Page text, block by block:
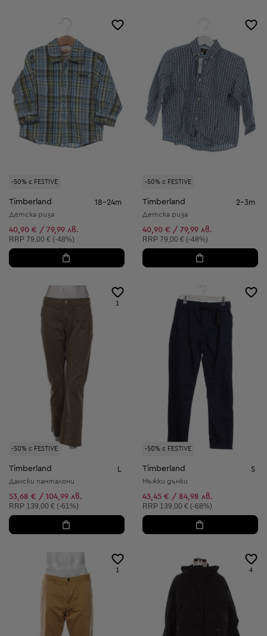
-50% с FESTIVE
Timberland 18-24m
Детска риза
40,90 € / 79,99 лв.
Препоръчителна цена:
RRP 79,00 € (-48%)
-50% с FESTIVE
Timberland 2-3m
Детска риза
40,90 € / 79,99 лв.
Препоръчителна цена:
RRP 79,00 € (-48%)
-50% с FESTIVE
1
Timberland L
Дамски панталони
53,68 € / 104,99 лв.
Препоръчителна цена:
RRP 139,00 € (-61%)
-50% с FESTIVE
Timberland S
Мъжки дънки
43,45 € / 84,98 лв.
Препоръчителна цена:
RRP 139,00 € (-68%)
1 4